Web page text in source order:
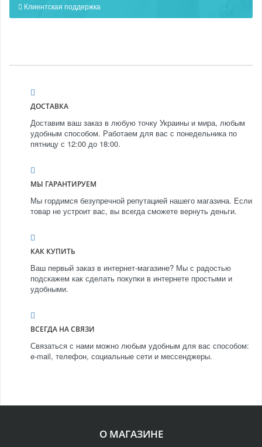
Клиентская поддержка
ДОСТАВКА
Доставим ваш заказ в любую точку Украины и мира, любым
удобным способом. Работаем для вас с понедельника по
пятницу с 12:00 до 18:00.
МЫ ГАРАНТИРУЕМ
Мы гордимся безупречной репутацией нашего магазина. Если
товар не устроит вас, вы всегда сможете вернуть деньги.
КАК КУПИТЬ
Ваш первый заказ в интернет-магазине? Мы с радостью
подскажем как сделать покупки в интернете простыми и
удобными.
ВСЕГДА НА СВЯЗИ
Связаться с нами можно любым удобным для вас способом:
e-mail, телефон, социальные сети и мессенджеры.
О МАГАЗИНЕ